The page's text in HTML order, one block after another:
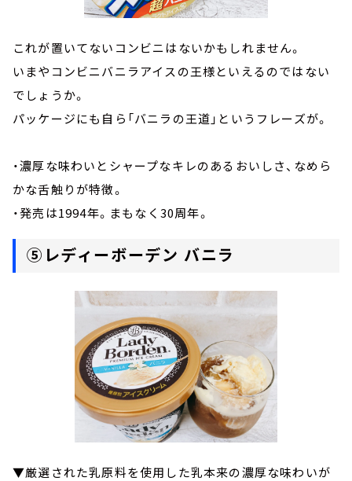
これが置いてないコンビニはないかもしれません。
いまやコンビニバニラアイスの王様といえるのではない
でしょうか。
パッケージにも自ら「バニラの王道」というフレーズが。
・濃厚な味わいとシャープなキレのあるおいしさ、なめら
かな舌触りが特徴。
・発売は1994年。まもなく30周年。
⑤レディーボーデン バニラ
▼厳選された乳原料を使用した乳本来の濃厚な味わいが